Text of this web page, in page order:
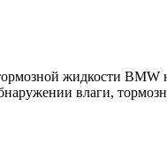
жидкости BMW
влаги,